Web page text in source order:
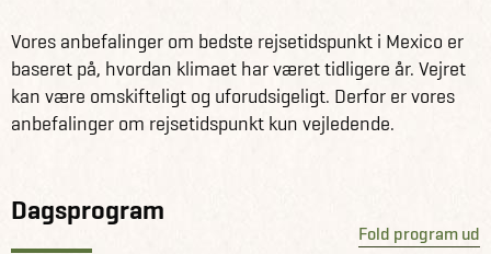
ligger gemt i den frodige regnskov. Fra toppen af
pyramiderne får du en fantastisk udsigt over
ruinkomplekset, som faktisk langt fra er udgravet endnu.
Efter sådan en omgang kan du køle af i et forfriskende
Næste stop er betagende Mérida, som du rejser til med en
natbus. Mérida er Yucatáns hovedstad. Det er en by fuld
Vores anbefalinger om bedste rejsetidspunkt i Mexico er
baseret på, hvordan klimaet har været tidligere år. Vejret
kan være omskifteligt og uforudsigeligt. Derfor er vores
anbefalinger om rejsetidspunkt kun vejledende.
Dagsprogram
Fold program ud